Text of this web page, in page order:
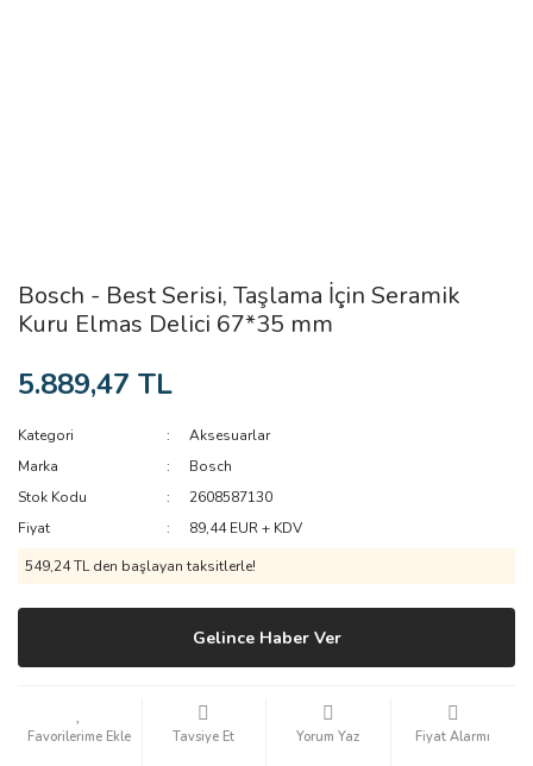
Bosch - Best Serisi, Taşlama İçin Seramik
Kuru Elmas Delici 67*35 mm
5.889,47 TL
Kategori
Aksesuarlar
Marka
Bosch
Stok Kodu
2608587130
Fiyat
89,44 EUR + KDV
549,24 TL den başlayan taksitlerle!
Gelince Haber Ver
Tavsiye Et Yorum Yaz Fiyat Alarmı